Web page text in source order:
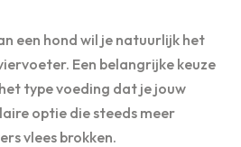
een hond wil je natuurlijk het
Een belangrijke keuze
type voeding dat je jouw
optie die steeds meer
vlees brokken.